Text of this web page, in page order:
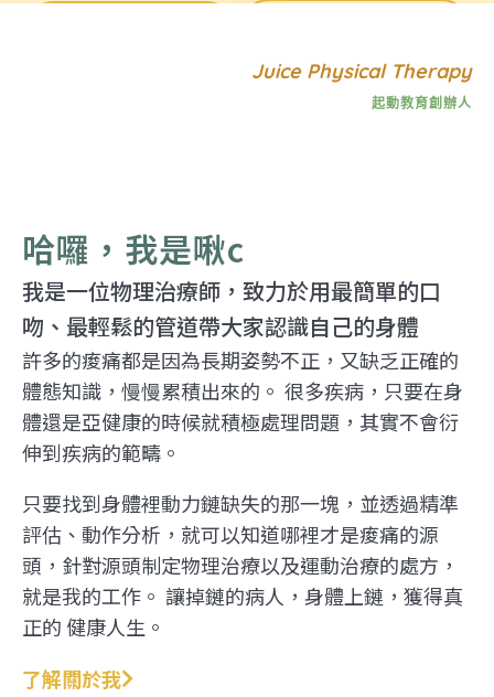
Juice Physical Therapy
起動教育創辦人
哈囉，我是啾c
我是一位物理治療師，致力於用最簡單的口
吻、最輕鬆的管道帶大家認識自己的身體
許多的痠痛都是因為長期姿勢不正，又缺乏正確的
體態知識，慢慢累積出來的。 很多疾病，只要在身
體還是亞健康的時候就積極處理問題，其實不會衍
伸到疾病的範疇。
只要找到身體裡動力鏈缺失的那一塊，並透過精準
評估、動作分析，就可以知道哪裡才是痠痛的源
頭，針對源頭制定物理治療以及運動治療的處方，
就是我的工作。 讓掉鏈的病人，身體上鏈，獲得真
正的 健康人生。
了解關於我